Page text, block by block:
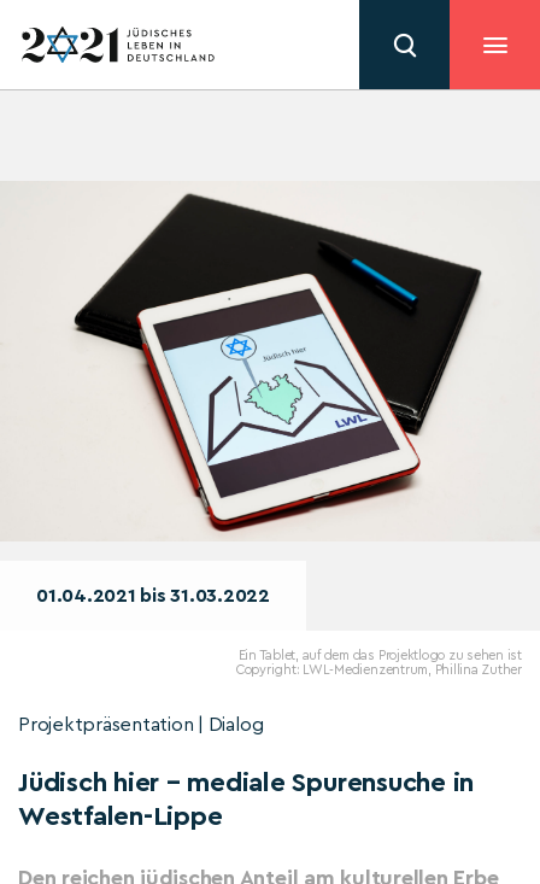
01.04.2021 bis 31.03.2022
Ein Tablet, auf dem das Projektlogo zu sehen ist
Copyright: LWL-Medienzentrum, Phillina Zuther
Projektpräsentation | Dialog
Jüdisch hier – mediale Spurensuche in
Westfalen-Lippe
Den reichen jüdischen Anteil am kulturellen Erbe